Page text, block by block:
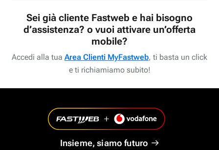
Sei già cliente Fastweb e hai bisogno
d’assistenza? o vuoi attivare un’offerta
mobile?
Accedi alla tua Area Clienti MyFastweb, ti basta un click
e ti richiamiamo subito!
Insieme, siamo futuro